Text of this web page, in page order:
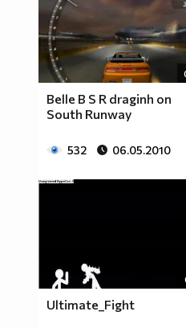
Belle B S R draginh on
South Runway
532 06.05.2010
Ultimate_Fight